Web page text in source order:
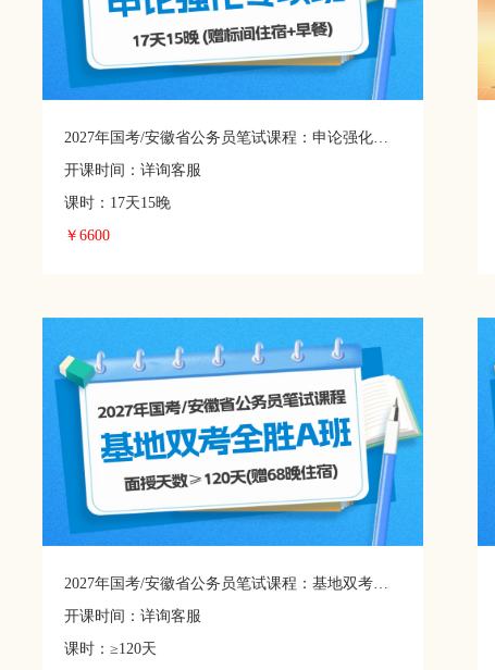
开课时间：详询客服
课时：17天15晚
￥6600
开课时间：详询客服
课时：≥120天